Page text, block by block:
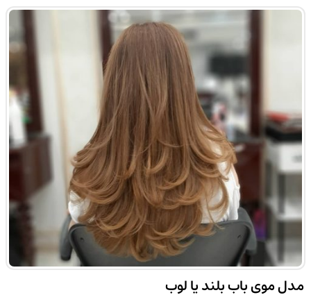
مدل موی باب بلند یا لوب